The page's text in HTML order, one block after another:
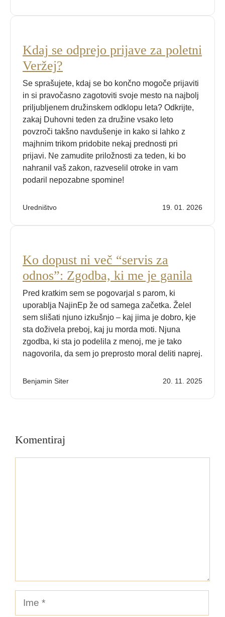
Kdaj se odprejo prijave za poletni
Veržej?
Se sprašujete, kdaj se bo končno mogoče prijaviti
in si pravočasno zagotoviti svoje mesto na najbolj
priljubljenem družinskem odklopu leta? Odkrijte,
zakaj Duhovni teden za družine vsako leto
povzroči takšno navdušenje in kako si lahko z
majhnim trikom pridobite nekaj prednosti pri
prijavi. Ne zamudite priložnosti za teden, ki bo
nahranil vaš zakon, razveselil otroke in vam
podaril nepozabne spomine!
Uredništvo 19. 01. 2026
Ko dopust ni več “servis za
odnos”: Zgodba, ki me je ganila
Pred kratkim sem se pogovarjal s parom, ki
uporablja NajinEp že od samega začetka. Želel
sem slišati njuno izkušnjo – kaj jima je dobro, kje
sta doživela preboj, kaj ju morda moti. Njuna
zgodba, ki sta jo podelila z menoj, me je tako
nagovorila, da sem jo preprosto moral deliti naprej.
Benjamin Siter 20. 11. 2025
Komentiraj